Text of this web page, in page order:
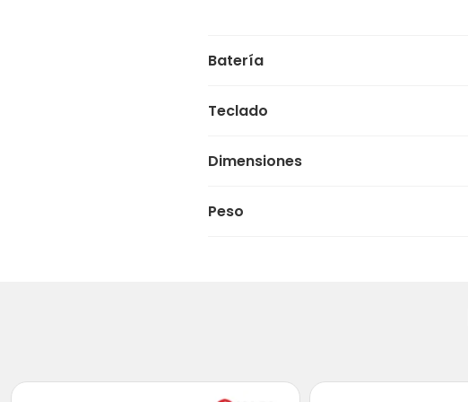
Batería
Teclado
Dimensiones
Peso